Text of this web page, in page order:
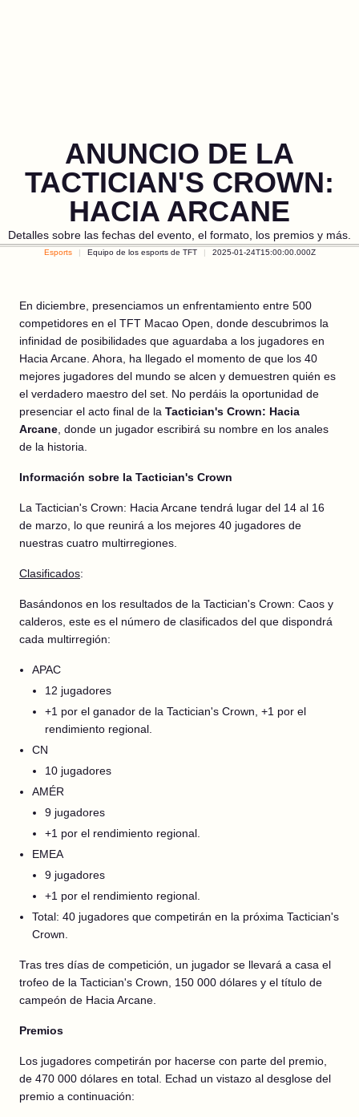
ANUNCIO DE LA
TACTICIAN'S CROWN:
HACIA ARCANE
Detalles sobre las fechas del evento, el formato, los premios y más.
Esports Equipo de los esports de TFT 2025-01-24T15:00:00.000Z
En diciembre, presenciamos un enfrentamiento entre 500
competidores en el TFT Macao Open, donde descubrimos la
infinidad de posibilidades que aguardaba a los jugadores en
Hacia Arcane. Ahora, ha llegado el momento de que los 40
mejores jugadores del mundo se alcen y demuestren quién es
el verdadero maestro del set. No perdáis la oportunidad de
presenciar el acto final de la Tactician's Crown: Hacia
Arcane , donde un jugador escribirá su nombre en los anales
de la historia.
Información sobre la Tactician's Crown
La Tactician's Crown: Hacia Arcane tendrá lugar del 14 al 16
de marzo, lo que reunirá a los mejores 40 jugadores de
nuestras cuatro multirregiones.
Clasificados:
Basándonos en los resultados de la Tactician's Crown: Caos y
calderos, este es el número de clasificados del que dispondrá
cada multirregión:
APAC
12 jugadores
+1 por el ganador de la Tactician's Crown, +1 por el
rendimiento regional.
CN
10 jugadores
AMÉR
9 jugadores
+1 por el rendimiento regional.
EMEA
9 jugadores
+1 por el rendimiento regional.
Total: 40 jugadores que competirán en la próxima Tactician's
Crown.
Tras tres días de competición, un jugador se llevará a casa el
trofeo de la Tactician's Crown, 150 000 dólares y el título de
campeón de Hacia Arcane.
Premios
Los jugadores competirán por hacerse con parte del premio,
de 470 000 dólares en total. Echad un vistazo al desglose del
premio a continuación: